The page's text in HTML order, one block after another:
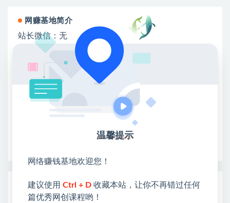
网赚基地简介
站长微信：无
❤本站：本站整合多方资源站，主要面向互联网创业
类&副业类，资源丰富 物超所值。
❤能助您：找项目 + 低成本创业 + 减少信息差 + 见识
各种项目 + 提升网创认知。
❤本站为众多团队提供了重要价值，也为众多创业者
开启网络之门，广受好评！
❤如果您也依存于互联网，欢迎加入本站会员，将尽
早为您提供丰盛价值。祝您前程似锦！
热门课程展示
温馨提示
网络赚钱基地欢迎您！
建议使用 Ctrl + D 收藏本站，让你不再错过任何
篇优秀网创课程哟！